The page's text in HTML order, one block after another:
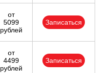
от
5099
рублей
Записаться
от
4499
рублей
Записаться